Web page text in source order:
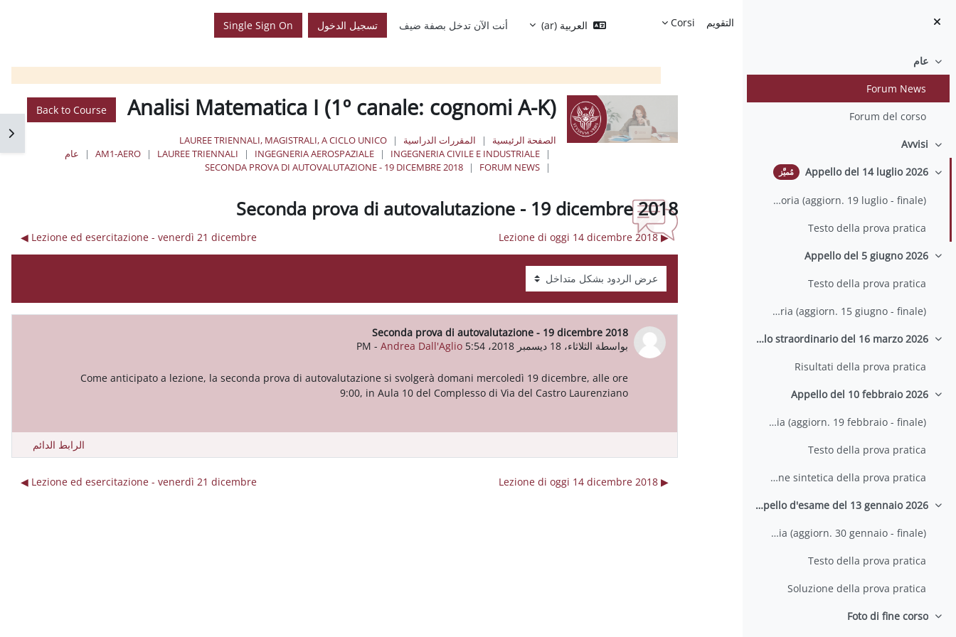
التقويم Corsi العربية ‎(ar)‎ أنت الآن تدخل بصفة ضيف تسجيل الدخول Single Sign On
طيعام
Forum News
Forum del corso
طيAvvisi
طيAppello del 14 luglio 2026 مُميَّز
Risultati della prova pratica e calendario delle prove di teoria (aggiorn. 19 luglio - finale)
Testo della prova pratica
طيAppello del 5 giugno 2026
Testo della prova pratica
Risultati della prova pratica e calendario delle prove di teoria (aggiorn. 15 giugno - finale)
طي Appello straordinario del 16 marzo 2026
Risultati della prova pratica
طيAppello del 10 febbraio 2026
Risultati della prova pratica e calendario delle prove di teoria (aggiorn. 19 febbraio - finale)
Testo della prova pratica
Soluzione sintetica della prova pratica
طي Appello d'esame del 13 gennaio 2026
Risultati della prova pratica e calendario delle prove di teoria (aggiorn. 30 gennaio - finale)
Testo della prova pratica
Soluzione della prova pratica
طيFoto di fine corso
Analisi Matematica I (1º canale: cognomi A-K)
Back to Course
الصفحة الرئيسية المقررات الدراسية
LAUREE TRIENNALI, MAGISTRALI, A CICLO UNICO
INGEGNERIA CIVILE E INDUSTRIALE
INGEGNERIA AEROSPAZIALE
LAUREE TRIENNALI
AM1-AERO
عام
FORUM NEWS
SECONDA PROVA DI AUTOVALUTAZIONE - 19 DICEMBRE 2018
Seconda prova di autovalutazione - 19 dicembre 2018
▶︎ Lezione di oggi 14 dicembre 2018
Lezione ed esercitazione - venerdì 21 dicembre ◀︎
نمط العرض
Seconda prova di autovalutazione - 19 dicembre 2018
بواسطة الثلاثاء، 18 ديسمبر 2018، 5:54 PM - Andrea Dall'Aglio
عدد الردود: 0
Come anticipato a lezione, la seconda prova di autovalutazione si svolgerà domani mercoledì 19 dicembre, alle ore
9:00, in Aula 10 del Complesso di Via del Castro Laurenziano
الرابط الدائم
▶︎ Lezione di oggi 14 dicembre 2018
Lezione ed esercitazione - venerdì 21 dicembre ◀︎